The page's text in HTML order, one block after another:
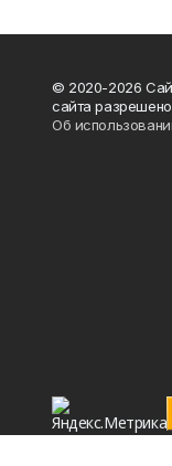
© 2020-2026
сайта
Об